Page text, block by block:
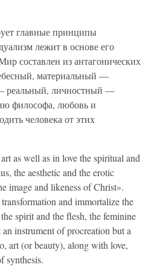
главные принципы
лежит в основе его
составлен из антагонических
материальный —
реальный, личностный —
философа, любовь и
человека от этих
as well as in love the spiritual and
the aesthetic and the erotic
image and likeness of Christ».
and immortalize the
spirit and the flesh, the feminine
instrument of procreation but a
art (or beauty), along with love,
synthesis.